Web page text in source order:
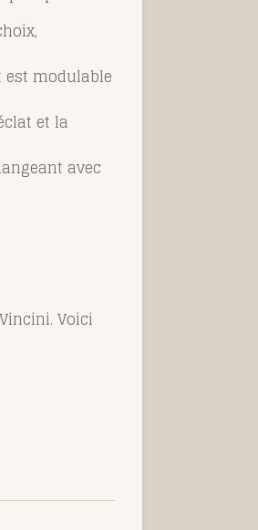
est modulable
et la
avec
Voici